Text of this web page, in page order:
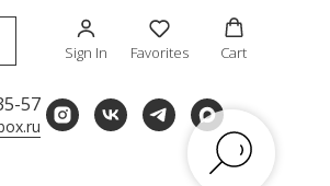
Sign In Favorites Cart
57